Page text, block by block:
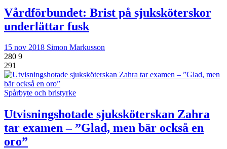
Vårdförbundet: Brist på sjuksköterskor
underlättar fusk
15 nov 2018 Simon Markusson
280 9
291
Spårbyte och bristyrke
Utvisningshotade sjuksköterskan Zahra
tar examen – ”Glad, men bär också en
oro”